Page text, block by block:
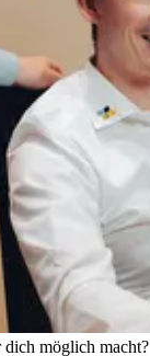
möglich macht?